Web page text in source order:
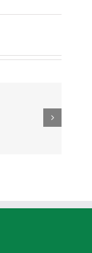
Jardins Créatifs,